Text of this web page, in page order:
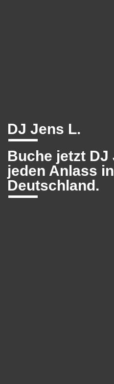
DJ Jens L.
Buche jetzt DJ
jeden Anlass
Deutschland.